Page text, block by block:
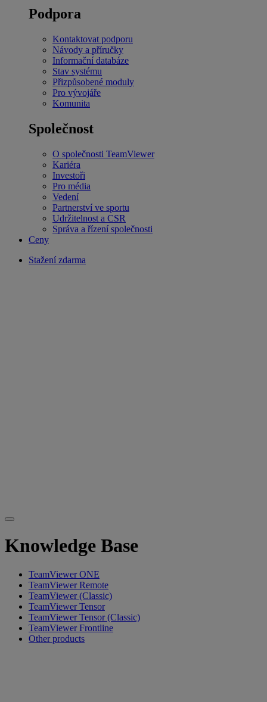
Podpora
Kontaktovat podporu
Návody a příručky
Informační databáze
Stav systému
Přizpůsobené moduly
Pro vývojáře
Komunita
Společnost
O společnosti TeamViewer
Kariéra
Investoři
Pro média
Vedení
Partnerství ve sportu
Udržitelnost a CSR
Správa a řízení společnosti
Ceny
Stažení zdarma
Knowledge Base
TeamViewer ONE
TeamViewer Remote
TeamViewer (Classic)
TeamViewer Tensor
TeamViewer Tensor (Classic)
TeamViewer Frontline
Other products